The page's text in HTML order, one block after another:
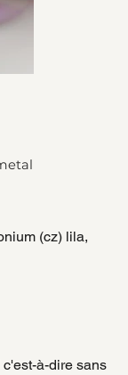
(cz) lila,
c'est-à-dire sans